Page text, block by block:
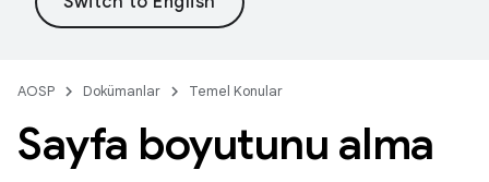
AOSP Dokümanlar Temel Konular
Sayfa boyutunu alma